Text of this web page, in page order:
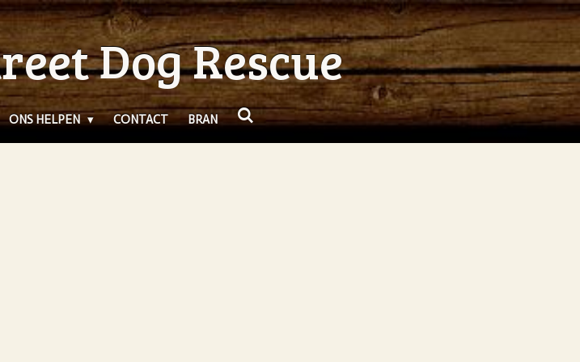
Dog Rescue
ONS HELPEN CONTACT BRAN